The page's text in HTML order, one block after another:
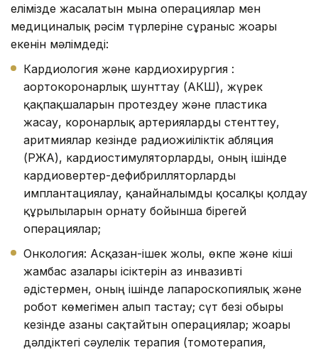
елімізде жасалатын мына операциялар мен
медициналық рәсім түрлеріне сұраныс жоғары
екенін мәлімдеді:
Кардиология және кардиохирургия :
аортокоронарлық шунттау (АКШ), жүрек
қақпақшаларын протездеу және пластика
жасау, коронарлық артерияларды стенттеу,
аритмиялар кезінде радиожиіліктік абляция
(РЖА), кардиостимуляторларды, оның ішінде
кардиовертер-дефибрилляторларды
имплантациялау, қанайналымды қосалқы қолдау
құрылғыларын орнату бойынша бірегей
операциялар;
Онкология: Асқазан-ішек жолы, өкпе және кіші
жамбас ағзалары ісіктерін аз инвазивті
әдістермен, оның ішінде лапароскопиялық және
робот көмегімен алып тастау; сүт безі обыры
кезінде ағзаны сақтайтын операциялар; жоғары
дәлдіктегі сәулелік терапия (томотерапия,